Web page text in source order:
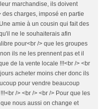
marchandise, ils doivent
charges, imposé en partie
amie à un cousin qui fait des
ne le souhaiterais afin
pour<br /> que les groupes
ils ne les prennent pas et il
de la vente locale !!!<br /> <br
acheter moins cher donc ils
pour vendre beaucoup
/> <br /> <br /> Pour que les
nous aussi on change et